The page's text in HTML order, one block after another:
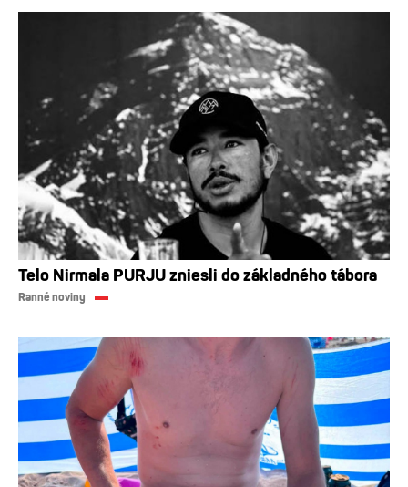
Telo Nirmala PURJU zniesli do základného tábora
Ranné noviny